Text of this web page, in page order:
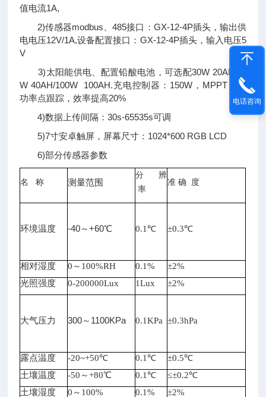
值电流1A,
2)传感器modbus、485接口：GX-12-4P插头，输出供
电电压12V/1A,设备配置接口：GX-12-4P插头，输入电压5
V
3)太阳能供电、配置铅酸电池，可选配30W 20AH/50
W 40AH/100W 100AH.充电控制器：150W，MPPT自动
功率点跟踪，效率提高20%
4)数据上传间隔：30s-65535s可调
5)7寸安卓触屏，屏幕尺寸：1024*600 RGB LCD
6)部分传感器参数
名 称 测量范围
分
辨
率
准 确 度
环境温度 -40～+60℃ 0.1℃ ±0.3℃
相对湿度 0～100%RH 0.1%
±2%
光照强度
0-200000Lux 1Lux ±2%
大气压力 300～1100KPa 0.1KPa ±0.3hPa
露点温度 -20~+50℃ 0.1℃
±0.5℃
土壤温度
-50～+80℃ 0.1℃
≤±0.2℃
土壤湿度
0～100% 0.1% ±2%
电话咨询